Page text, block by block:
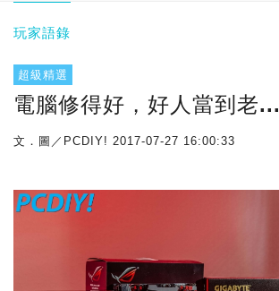
玩家語錄
超級精選
電腦修得好，好人當到老...
文．圖／PCDIY! 2017-07-27 16:00:33